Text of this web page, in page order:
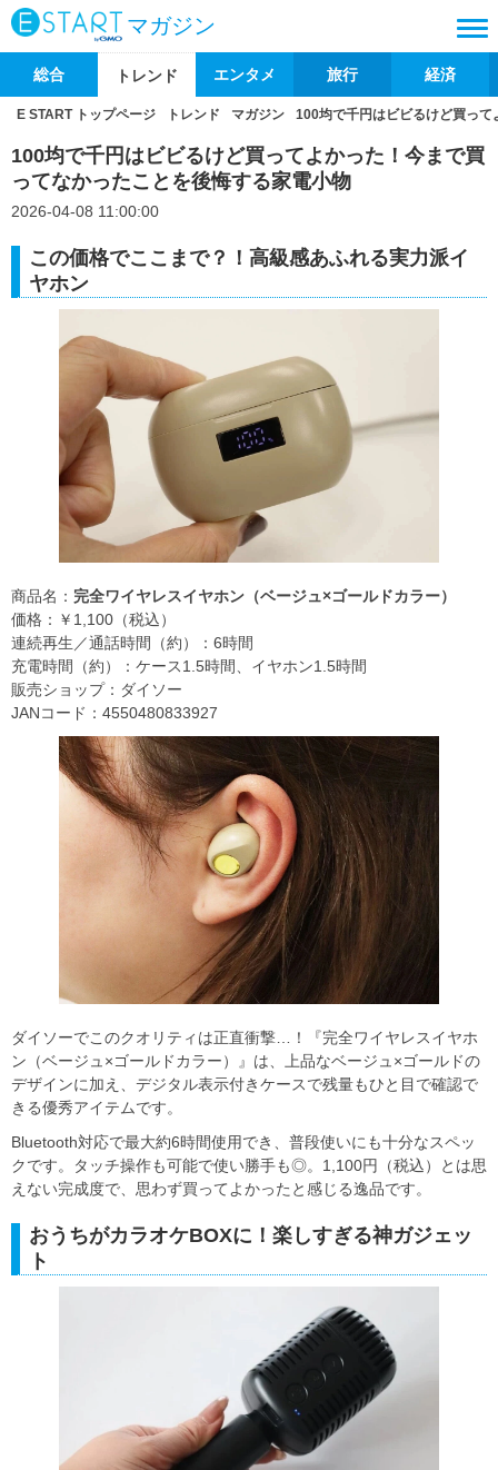
マガジン
総合 トレンド エンタメ 旅行 経済
E START トップページ トレンド マガジン 100均で千円はビビるけど買っ
100均で千円はビビるけど買ってよかった！今まで買
ってなかったことを後悔する家電小物
2026-04-08 11:00:00
この価格でここまで？！高級感あふれる実力派イ
ヤホン
商品名： 完全ワイヤレスイヤホン（ベージュ×ゴールドカラー）
価格：￥1,100（税込）
連続再生／通話時間（約）：6時間
充電時間（約）：ケース1.5時間、イヤホン1.5時間
販売ショップ：ダイソー
JANコード：4550480833927
ダイソーでこのクオリティは正直衝撃…！『完全ワイヤレスイヤホ
ン（ベージュ×ゴールドカラー）』は、上品なベージュ×ゴールドの
デザインに加え、デジタル表示付きケースで残量もひと目で確認で
きる優秀アイテムです。
Bluetooth対応で最大約6時間使用でき、普段使いにも十分なスペッ
クです。タッチ操作も可能で使い勝手も◎。1,100円（税込）とは思
えない完成度で、思わず買ってよかったと感じる逸品です。
おうちがカラオケBOXに！楽しすぎる神ガジェッ
ト